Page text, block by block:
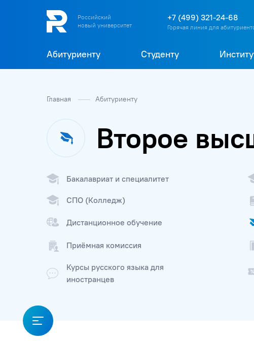
Российский
новый университет
+7 (499) 321-24-68
Горячая линия для
Абитуриенту Студенту
Главная Абитуриенту
Второе
Бакалавриат и специалитет
СПО (Колледж)
Дистанционное обучение
Приёмная комиссия
Курсы русского языка для
иностранцев